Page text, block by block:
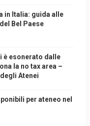
in Italia: guida alle
Bel Paese
è esonerato dalle
la no tax area –
Atenei
per ateneo nel